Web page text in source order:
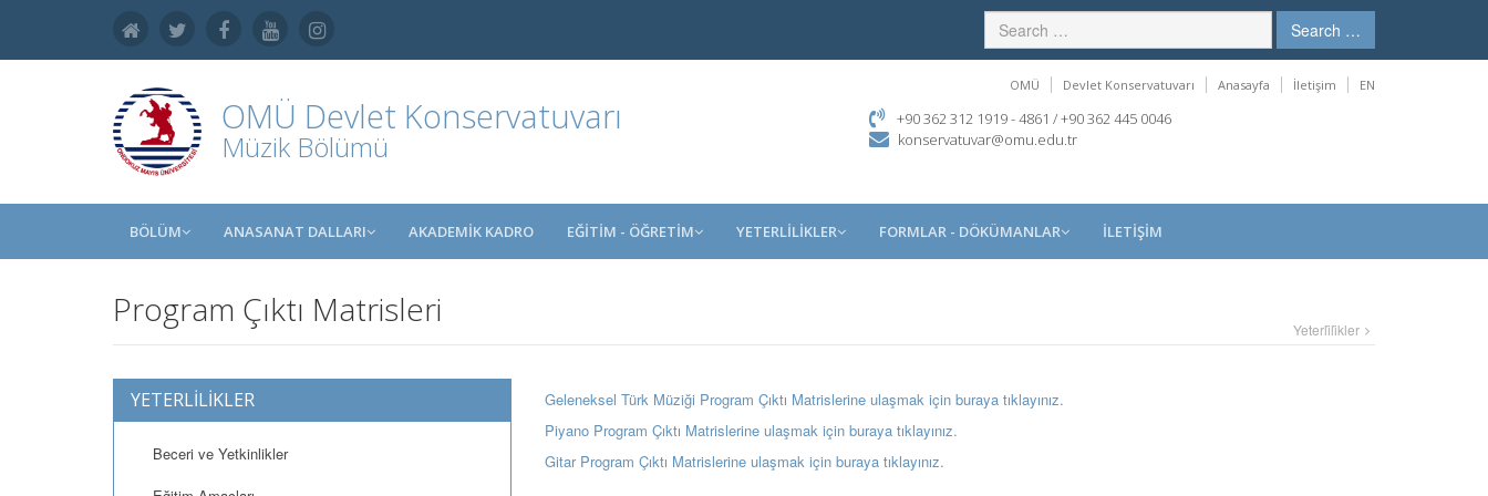
Search …
OMÜ Devlet Konservatuvarı
Müzik Bölümü
OMÜ Devlet Konservatuvarı Anasayfa İletişim EN
+90 362 312 1919 - 4861 / +90 362 445 0046
konservatuvar@omu.edu.tr
BÖLÜM ANASANAT DALLARI AKADEMİK KADRO EĞİTİM - ÖĞRETİM YETERLİLİKLER FORMLAR - DÖKÜMANLAR İLETİŞİM
Program Çıktı Matrisleri Yeterli̇li̇kler
YETERLİLİKLER
Beceri ve Yetkinlikler
Geleneksel Türk Müziği Program Çıktı Matrislerine ulaşmak için buraya tıklayınız.
Piyano Program Çıktı Matrislerine ulaşmak için buraya tıklayınız.
Gitar Program Çıktı Matrislerine ulaşmak için buraya tıklayınız.